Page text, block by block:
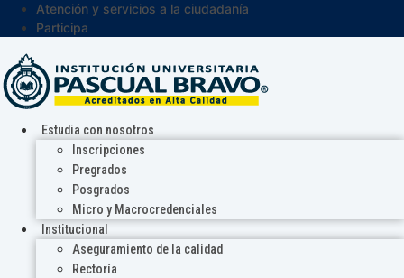
Atención y servicios a la ciudadanía
Participa
Estudia con nosotros
Inscripciones
Pregrados
Posgrados
Micro y Macrocredenciales
Institucional
Aseguramiento de la calidad
Rectoría